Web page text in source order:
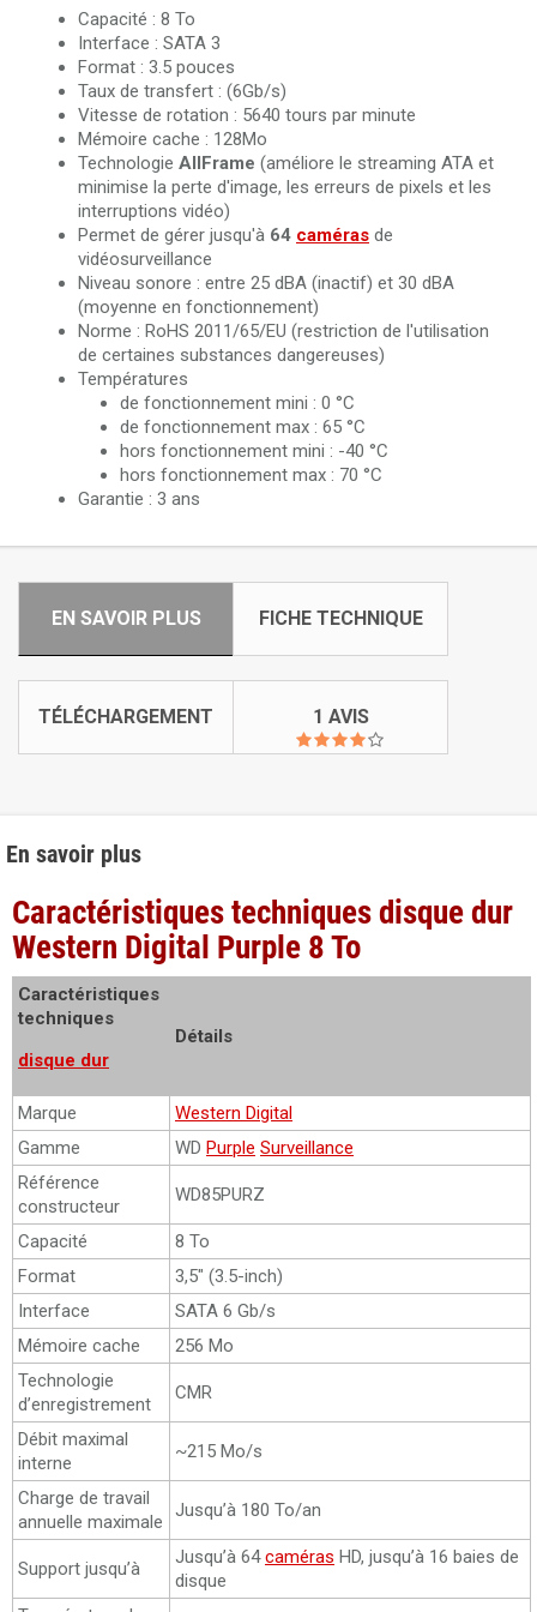
Capacité : 8 To
Interface : SATA 3
Format : 3.5 pouces
Taux de transfert : (6Gb/s)
Vitesse de rotation : 5640 tours par minute
Mémoire cache : 128Mo
Technologie AllFrame (améliore le streaming ATA et
minimise la perte d'image, les erreurs de pixels et les
interruptions vidéo)
Permet de gérer jusqu'à 64 caméras de
vidéosurveillance
Niveau sonore : entre 25 dBA (inactif) et 30 dBA
(moyenne en fonctionnement)
Norme : RoHS 2011/65/EU (restriction de l'utilisation
de certaines substances dangereuses)
Températures
de fonctionnement mini : 0 °C
de fonctionnement max : 65 °C
hors fonctionnement mini : -40 °C
hors fonctionnement max : 70 °C
Garantie : 3 ans
EN SAVOIR PLUS FICHE TECHNIQUE
TÉLÉCHARGEMENT 1 AVIS
En savoir plus
Caractéristiques techniques disque dur
Western Digital Purple 8 To
Caractéristiques
techniques
disque dur
Détails
Marque
Western Digital
Gamme
WD Purple Surveillance
Référence
constructeur
WD85PURZ
Capacité
8 To
Format
3,5″ (3.5-inch)
Interface
SATA 6 Gb/s
Mémoire cache
256 Mo
Technologie
d’enregistrement
CMR
Débit maximal
interne
~215 Mo/s
Charge de travail
annuelle maximale
Jusqu’à 180 To/an
Support jusqu’à
Jusqu’à 64caméras HD, jusqu’à 16 baies de
disque